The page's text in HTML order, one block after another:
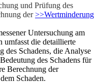
und Prüfung des
der>>Wertminderung
Untersuchung am
umfasst die detaillierte
des Schadens, die Analyse
des Schadens für
Berechnung der
Schaden.